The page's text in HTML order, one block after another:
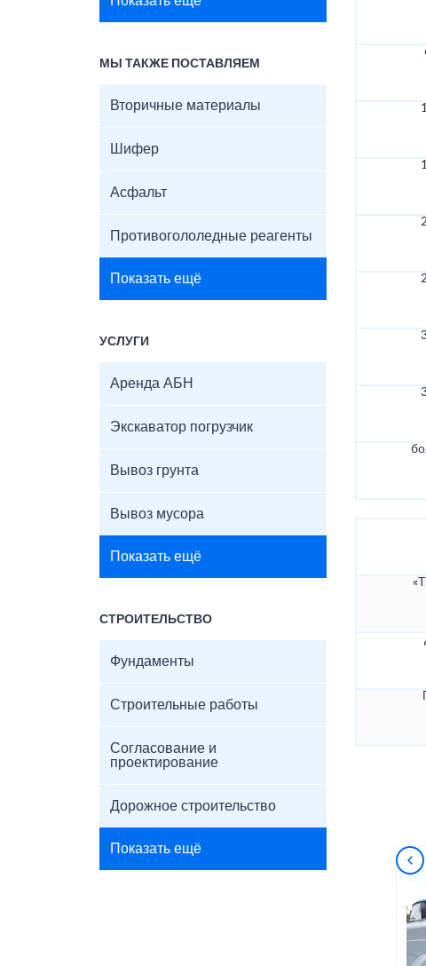
МЫ ТАКЖЕ ПОСТАВЛЯЕМ
Вторичные материалы
Шифер
Асфальт
Противогололедные реагенты
Показать ещё
УСЛУГИ
Аренда АБН
Экскаватор погрузчик
Вывоз грунта
Вывоз мусора
Показать ещё
СТРОИТЕЛЬСТВО
Фундаменты
Строительные работы
Согласование и
проектирование
Дорожное строительство
Показать ещё